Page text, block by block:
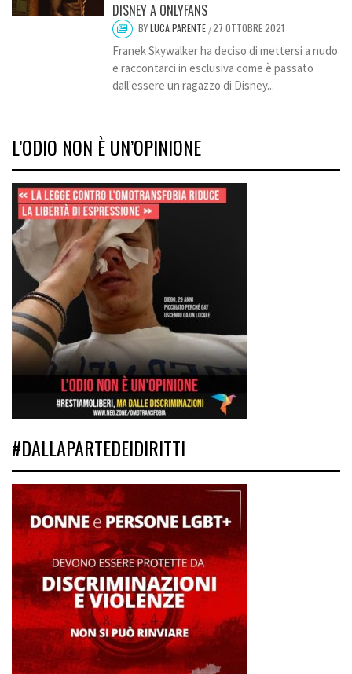
DISNEY A ONLYFANS
BYLUCA PARENTE /27 OTTOBRE 2021
Franek Skywalker ha deciso di mettersi a nudo
e raccontarci in esclusiva come è passato
dall'essere un ragazzo di Disney...
L’ODIO NON È UN’OPINIONE
#DALLAPARTEDEIDIRITTI